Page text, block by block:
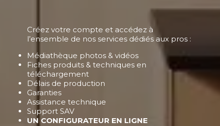
Créez votre compte et accédez à
l’ensemble de nos services dédiés aux pros :
Médiathèque photos & vidéos
Fiches produits & techniques en
téléchargement
Délais de production
Garanties
Assistance technique
Support SAV
UN CONFIGURATEUR EN LIGNE